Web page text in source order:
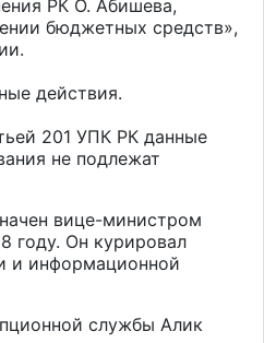
РК О. Абишева,
бюджетных средств»,
действия.
201 УПК РК данные
не подлежат
вице-министром
году. Он курировал
и информационной
службы Алик